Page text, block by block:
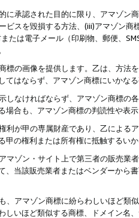
に承認された目的に限り、アマゾン
ビスを毀損する方法、(iii)アマゾン
たは電子メール（印刷物、郵便、
標の画像を提供します。乙は、方
てはならず、アマゾン商標にいかな
しなければならず、アマゾン商標
場合も、アマゾン商標の判読性や表
利が甲の専属財産であり、乙による
甲の権利または所有権に抵触するい
マゾン・サイト上で第三者の販売
、当該販売業者またはベンダーから
、アマゾン商標に紛らわしいほど類
しいほど類似する商標、ドメイン名